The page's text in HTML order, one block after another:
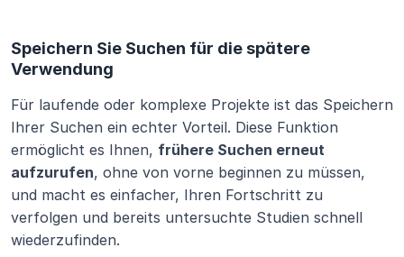
Speichern Sie Suchen für die spätere
Verwendung
Für laufende oder komplexe Projekte ist das Speichern
Ihrer Suchen ein echter Vorteil. Diese Funktion
ermöglicht es Ihnen, frühere Suchen erneut
aufzurufen, ohne von vorne beginnen zu müssen,
und macht es einfacher, Ihren Fortschritt zu
verfolgen und bereits untersuchte Studien schnell
wiederzufinden.